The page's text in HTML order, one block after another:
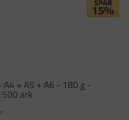
+ A5 + A6 - 180 g -
ark